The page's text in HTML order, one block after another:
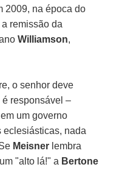
2009, na época do
remissão da
Williamson,
o senhor deve
é responsável –
um governo
eclesiásticas, nada
Meisner lembra
"alto lá!" a Bertone